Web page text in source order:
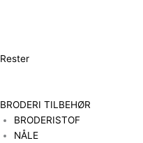
Rester
BRODERI TILBEHØR
BRODERISTOF
NÅLE